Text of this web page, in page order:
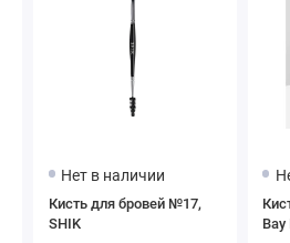
Нет в наличии
Кисть для бровей №17,
SHIK
Bay